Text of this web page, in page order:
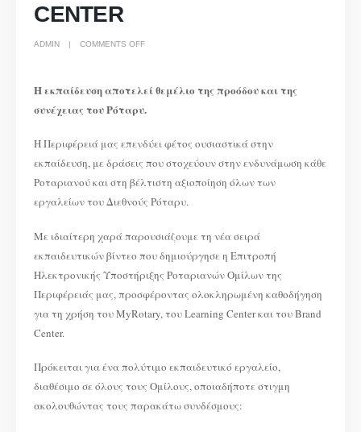
CENTER
ADMIN COMMENTS OFFON
ΤΟΥ
MYROTARY
LEARNING
ΤΟΥ
BRAND
Η εκπαίδευση αποτελεί θεμέλιο της προόδου και της
συνέχειας του Ρόταρυ.
Η Περιφέρειά μας επενδύει φέτος ουσιαστικά στην
εκπαίδευση, με δράσεις που στοχεύουν στην ενδυνάμωση κάθε
Ροταριανού και στη βέλτιστη αξιοποίηση όλων των
εργαλείων του Διεθνούς Ρόταρυ.
Με ιδιαίτερη χαρά παρουσιάζουμε τη νέα σειρά
εκπαιδευτικών βίντεο που δημιούργησε η Επιτροπή
Ηλεκτρονικής Υποστήριξης Ροταριανών Ομίλων της
Περιφέρειάς μας, προσφέροντας ολοκληρωμένη καθοδήγηση
για τη χρήση του MyRotary, του Learning Center και του Brand
Center.
Πρόκειται για ένα πολύτιμο εκπαιδευτικό εργαλείο,
διαθέσιμο σε όλους τους Ομίλους, οποιαδήποτε στιγμη
ακολουθώντας τους παρακάτω συνδέσμους: